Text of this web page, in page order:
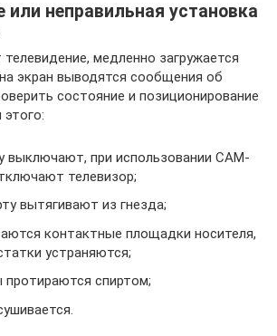
или неправильная установка
медленно загружается
экран выводятся сообщения об
состояние и позиционирование
выключают, при использовании САМ-
телевизор;
вытягивают из гнезда;
контактные площадки носителя,
устраняются;
протираются спиртом;